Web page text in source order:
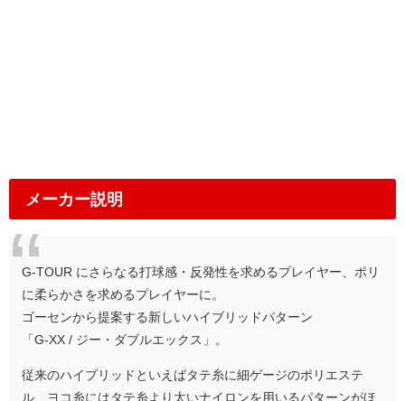
メーカー説明
G-TOUR にさらなる打球感・反発性を求めるプレイヤー、ポリ
に柔らかさを求めるプレイヤーに。
ゴーセンから提案する新しいハイブリッドパターン
「G-XX / ジー・ダブルエックス」。
従来のハイブリッドといえばタテ糸に細ゲージのポリエステ
ル、ヨコ糸にはタテ糸より太いナイロンを用いるパターンがほ